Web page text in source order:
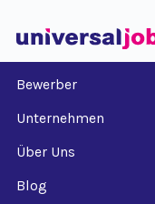
Bewerber
Unternehmen
Über Uns
Blog